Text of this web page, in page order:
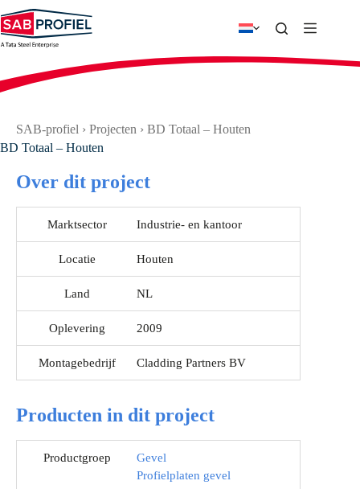
naar
de
inhoud
SAB-profiel › Projecten › BD Totaal – Houten
BD Totaal – Houten
Over dit project
Marktsector Industrie- en kantoor
Locatie Houten
Land NL
Oplevering 2009
Montagebedrijf Cladding Partners BV
Producten in dit project
Productgroep
Gevel
Profielplaten gevel